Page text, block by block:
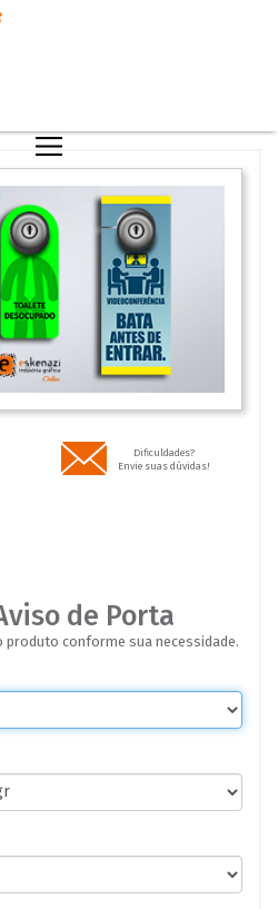
Dificuldades?
Envie suas dúvidas!
de Porta
conforme sua necessidade.